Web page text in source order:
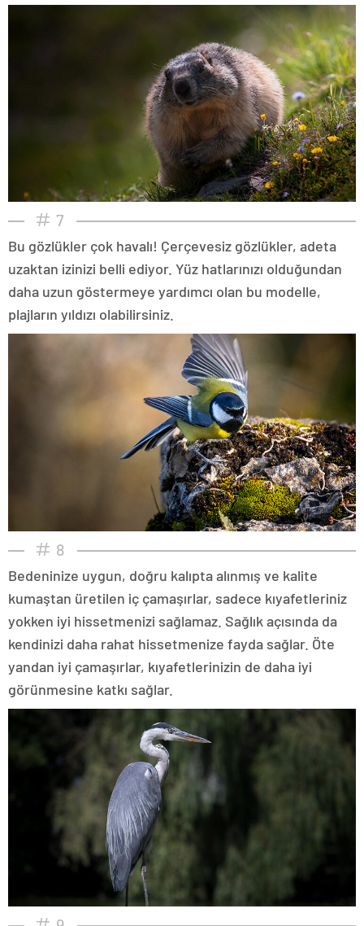
7
Bu gözlükler çok havalı! Çerçevesiz gözlükler, adeta
uzaktan izinizi belli ediyor. Yüz hatlarınızı olduğundan
daha uzun göstermeye yardımcı olan bu modelle,
plajların yıldızı olabilirsiniz.
8
Bedeninize uygun, doğru kalıpta alınmış ve kalite
kumaştan üretilen iç çamaşırlar, sadece kıyafetleriniz
yokken iyi hissetmenizi sağlamaz. Sağlık açısında da
kendinizi daha rahat hissetmenize fayda sağlar. Öte
yandan iyi çamaşırlar, kıyafetlerinizin de daha iyi
görünmesine katkı sağlar.